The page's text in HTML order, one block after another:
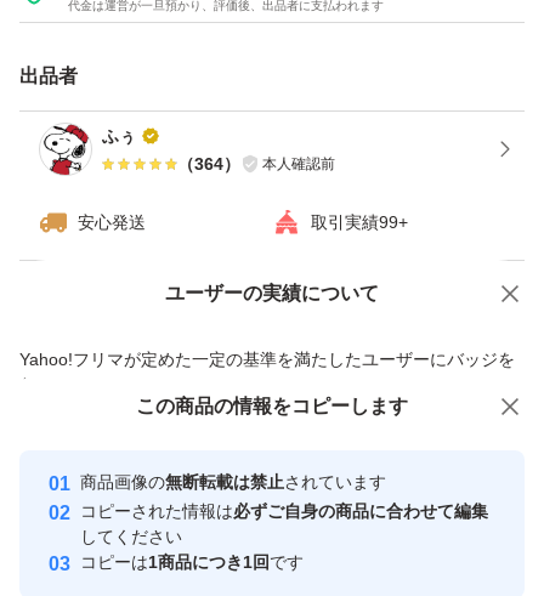
代金は運営が一旦預かり、評価後、出品者に支払われます
出品者
ふぅ
（364） 本人確認前
安心発送 取引実績99+
ユーザーの実績について
Yahoo!フリマが定めた一定の基準を満たしたユーザーにバッジを
付与しています
安心取引出品者
心・安全なユーザーです
取引実績
価格の相談 商品への質問
この商品の情報をコピーします
商品画像の無断転載は禁止されています
コピーされた情報は必ずご自身の商品に合わせて編集
してください
コピーは1商品につき1回です
この商品をみている人にオススメ